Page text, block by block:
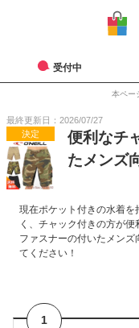
受付中
本ペー
最終更新日：2026/07/27
決定
便利なチ
たメンズ
現在ポケット付きの水着
く、チャック付きの方が便
ファスナーの付いたメンズ
てください！
1